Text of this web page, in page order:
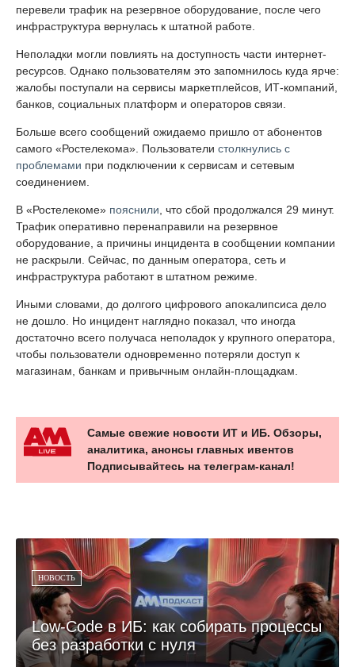
перевели трафик на резервное оборудование, после чего
инфраструктура вернулась к штатной работе.
Неполадки могли повлиять на доступность части интернет-
ресурсов. Однако пользователям это запомнилось куда ярче:
жалобы поступали на сервисы маркетплейсов, ИТ-компаний,
банков, социальных платформ и операторов связи.
Больше всего сообщений ожидаемо пришло от абонентов
самого «Ростелекома». Пользователи столкнулись с
проблемами при подключении к сервисам и сетевым
соединением.
В «Ростелекоме» пояснили , что сбой продолжался 29 минут.
Трафик оперативно перенаправили на резервное
оборудование, а причины инцидента в сообщении компании
не раскрыли. Сейчас, по данным оператора, сеть и
инфраструктура работают в штатном режиме.
Иными словами, до долгого цифрового апокалипсиса дело
не дошло. Но инцидент наглядно показал, что иногда
достаточно всего получаса неполадок у крупного оператора,
чтобы пользователи одновременно потеряли доступ к
магазинам, банкам и привычным онлайн-площадкам.
Самые свежие новости ИТ и ИБ. Обзоры,
аналитика, анонсы главных ивентов
Подписывайтесь на телеграм-канал!
НОВОСТЬ
Low-Code в ИБ: как собирать процессы
без разработки с нуля